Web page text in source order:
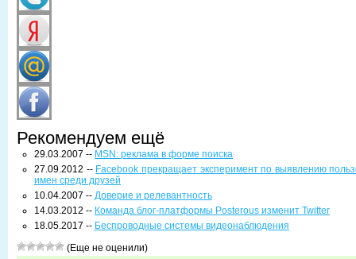
Рекомендуем ещё
29.03.2007 -- MSN: реклама в форме поиска
27.09.2012 -- Facebook прекращает эксперимент по выявлению
имен среди друзей
10.04.2007 -- Доверие и релевантность
14.03.2012 -- Команда блог-платформы Posterous изменит Twitter
18.05.2017 -- Беспроводные системы видеонаблюдения
(Еще не оценили)